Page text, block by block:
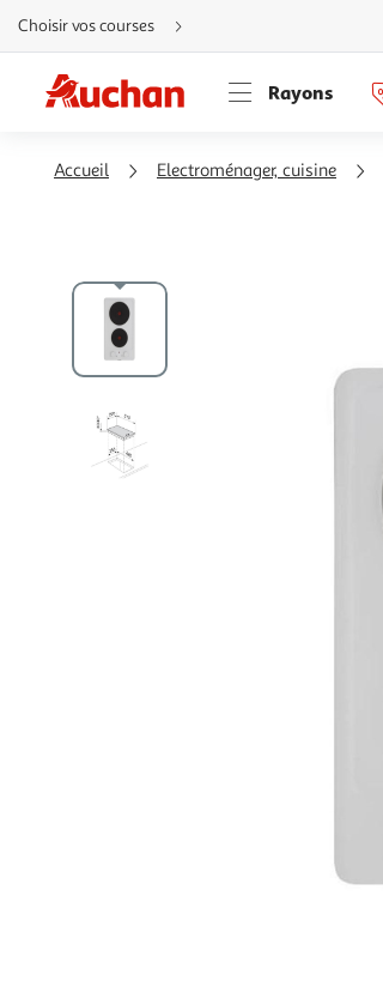
Aller
directement
au
Aller
directement
à
Aller
directement
Choisir vos courses
Rayons
Accueil Electroménager, cuisine